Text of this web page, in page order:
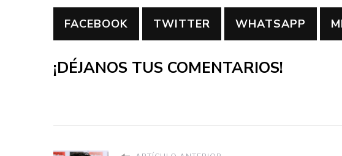
FACEBOOK TWITTER WHATSAPP
¡DÉJANOS TUS COMENTARIOS!